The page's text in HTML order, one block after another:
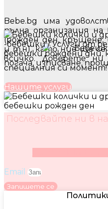
Bebe.bg има
пълна организация
(рожден ден, кръщене,
и т.н), като ние ще се
всичко. Доверете
специалния си момент!
Нашите услуги
Последвайте ни в
Email
Запишете се